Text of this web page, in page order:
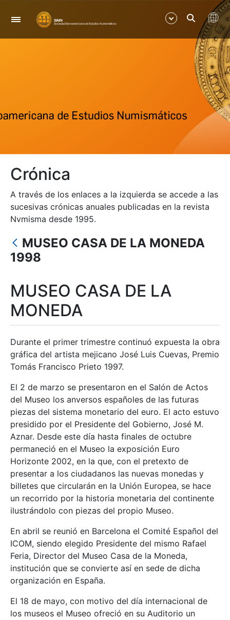
Navegació
Mostra/Amaga
Mostra/Amaga
Crónica
A través de los enlaces a la izquierda se accede a las
sucesivas crónicas anuales publicadas en la revista
Nvmisma desde 1995.
MUSEO CASA DE LA MONEDA
1998
MUSEO CASA DE LA
MONEDA
Durante el primer trimestre continuó expuesta la obra
gráfica del artista mejicano José Luis Cuevas, Premio
Tomás Francisco Prieto 1997.
El 2 de marzo se presentaron en el Salón de Actos
del Museo los anversos españoles de las futuras
piezas del sistema monetario del euro. El acto estuvo
presidido por el Presidente del Gobierno, José M.
Aznar. Desde este día hasta finales de octubre
permaneció en el Museo la exposición Euro
Horizonte 2002, en la que, con el pretexto de
presentar a los ciudadanos las nuevas monedas y
billetes que circularán en la Unión Europea, se hace
un recorrido por la historia monetaria del continente
ilustrándolo con piezas del propio Museo.
En abril se reunió en Barcelona el Comité Español del
ICOM, siendo elegido Presidente del mismo Rafael
Feria, Director del Museo Casa de la Moneda,
institución que se convierte así en sede de dicha
organización en España.
El 18 de mayo, con motivo del día internacional de
los museos el Museo ofreció en su Auditorio un